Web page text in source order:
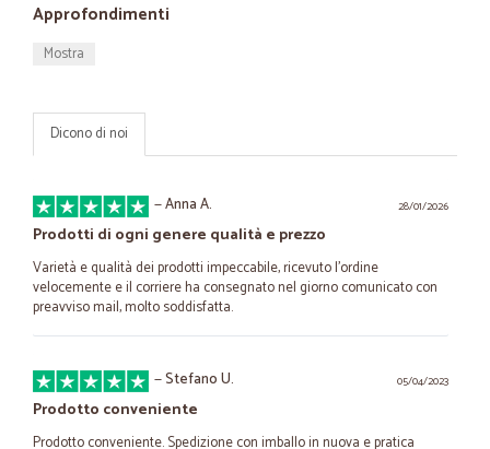
Approfondimenti
Mostra
Dicono di noi
28/01/2026
—Anna A.
Prodotti di ogni genere qualità e prezzo
Varietà e qualità dei prodotti impeccabile, ricevuto l'ordine
velocemente e il corriere ha consegnato nel giorno comunicato con
preavviso mail, molto soddisfatta.
05/04/2023
—Stefano U.
Prodotto conveniente
Prodotto conveniente. Spedizione con imballo in nuova e pratica